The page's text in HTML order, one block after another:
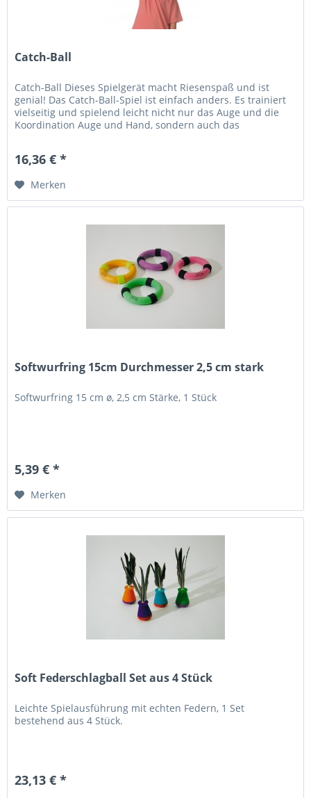
Catch-Ball
Catch-Ball Dieses Spielgerät macht Riesenspaß und ist
genial! Das Catch-Ball-Spiel ist einfach anders. Es trainiert
vielseitig und spielend leicht nicht nur das Auge und die
Koordination Auge und Hand, sondern auch das
16,36 € *
Merken
Softwurfring 15cm Durchmesser 2,5 cm stark
Softwurfring 15 cm ø, 2,5 cm Stärke, 1 Stück
5,39 € *
Merken
Soft Federschlagball Set aus 4 Stück
Leichte Spielausführung mit echten Federn, 1 Set
bestehend aus 4 Stück.
23,13 € *